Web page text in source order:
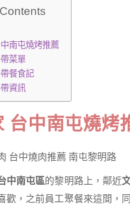
南屯燒烤推薦
菜單
餐食記
資訊
台中南屯燒烤
中南屯區的黎明路上，鄰近
歡，之前員工聚餐來這間，